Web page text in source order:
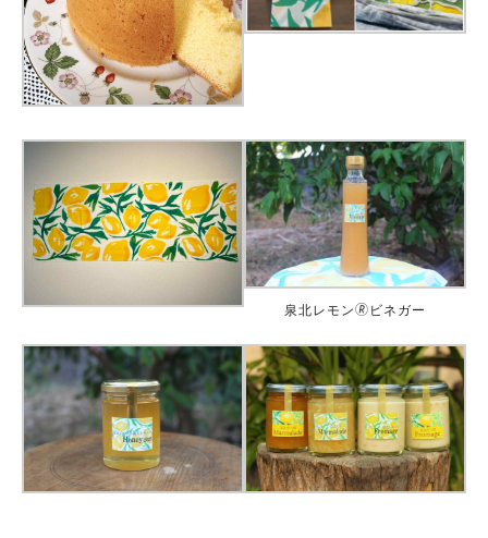
泉北レモン🄬ビネガー